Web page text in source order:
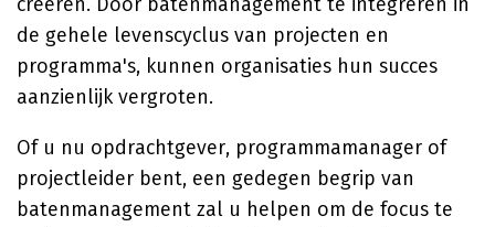
de gehele levenscyclus van projecten en
programma's, kunnen organisaties hun succes
aanzienlijk vergroten.
Of u nu opdrachtgever, programmamanager of
projectleider bent, een gedegen begrip van
batenmanagement zal u helpen om de focus te